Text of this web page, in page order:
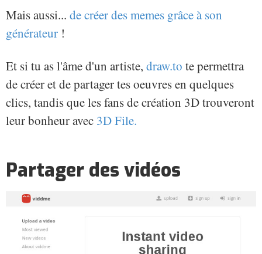
Mais aussi... de créer des memes grâce à son
générateur !
Et si tu as l'âme d'un artiste, draw.to te permettra
de créer et de partager tes oeuvres en quelques
clics, tandis que les fans de création 3D trouveront
leur bonheur avec 3D File.
Partager des vidéos